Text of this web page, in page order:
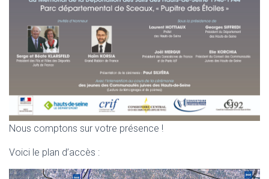
Nous comptons sur votre présence !
Voici le plan d’accès :